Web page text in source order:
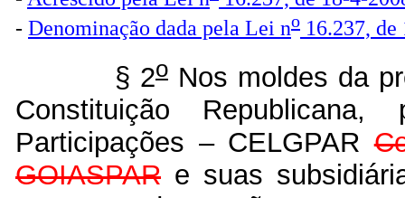
- Denominação dada pela Lei no 16.237,
§ 2oNos moldes da
Constituição
Participações – CELGPAR
GOIASPAR e suas